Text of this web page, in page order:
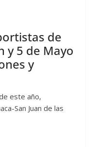
de
y 5 de Mayo
y
este año,
San Juan de las